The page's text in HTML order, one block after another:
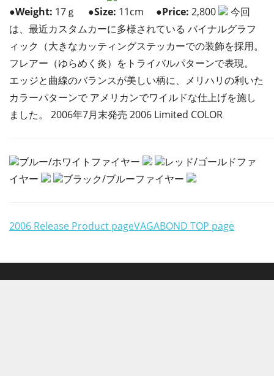
●Weight: 17ｇ ●Size: 11cm ●Price: 2,800
今回
は、最近カスタムカーに多様されている バイナルグラフ
ィック（大きなカッティングステッカーでの装飾を採用。
フレアー（ゆらめく炎）をトライバルパターンで表現。
エッジと曲線のバランスが美しい柄に、メリハリの利いた
カラーパターンで アメリカンでワイルドな仕上げを施し
ました。 2006年7月末発売 2006 Limited COLOR
ブルー/ホワイトファイヤー
レッド/ゴールドファ
イヤー
ブラック/ブルーファイヤー
2006 Release Product pageVAGABOND TOP page